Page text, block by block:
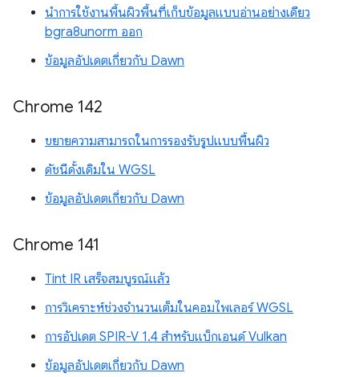
นำการใช้งานพื้นผิวพื้นที่เก็บข้อมูลแบบอ่านอย่างเดียว
bgra8unorm ออก
ข้อมูลอัปเดตเกี่ยวกับ Dawn
Chrome 142
ขยายความสามารถในการรองรับรูปแบบพื้นผิว
ดัชนีดั้งเดิมใน WGSL
ข้อมูลอัปเดตเกี่ยวกับ Dawn
Chrome 141
Tint IR เสร็จสมบูรณ์แล้ว
การวิเคราะห์ช่วงจำนวนเต็มในคอมไพเลอร์ WGSL
การอัปเดต SPIR-V 1.4 สำหรับแบ็กเอนด์ Vulkan
ข้อมูลอัปเดตเกี่ยวกับ Dawn